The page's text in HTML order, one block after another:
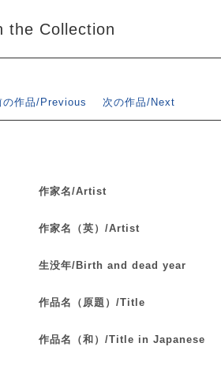
the Collection
の作品/Previous 次の作品/Next
作家名/Artist
作家名（英）/Artist
生没年/Birth and dead year
作品名（原題）/Title
作品名（和）/Title in Japanese